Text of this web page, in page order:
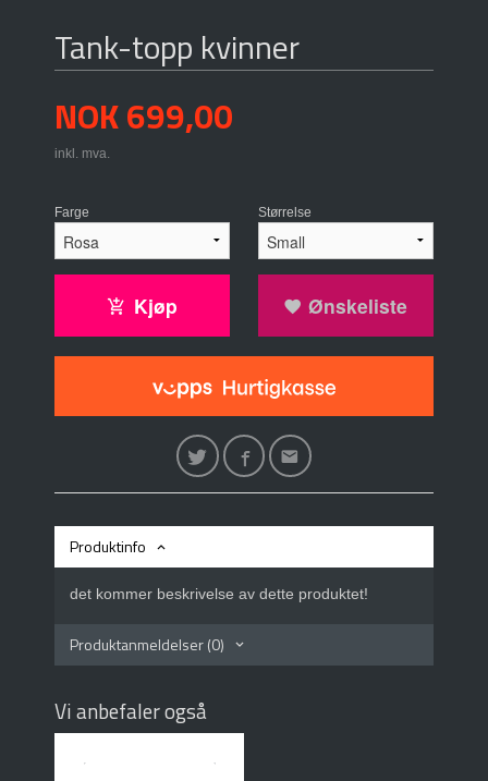
Tank-topp kvinner
Pris
NOK699,00
inkl. mva.
Farge Størrelse
Kjøp Ønskeliste
Produktinfo
det kommer beskrivelse av dette produktet!
Produktanmeldelser (0)
Vi anbefaler også